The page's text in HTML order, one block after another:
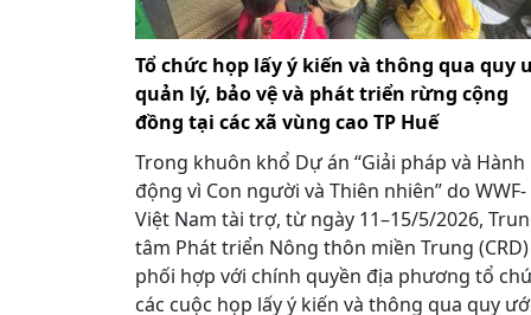
Tổ chức họp lấy ý kiến và thông qua quy
quản lý, bảo vệ và phát triển rừng cộng
đồng tại các xã vùng cao TP Huế
Trong khuôn khổ Dự án “Giải pháp và Hành
động vì Con người và Thiên nhiên” do WWF-
Việt Nam tài trợ, từ ngày 11–15/5/2026,
tâm Phát triển Nông thôn miền Trung
phối hợp với chính quyền địa phương tổ
các cuộc họp lấy ý kiến và thông qua quy